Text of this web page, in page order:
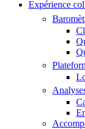
Expérience